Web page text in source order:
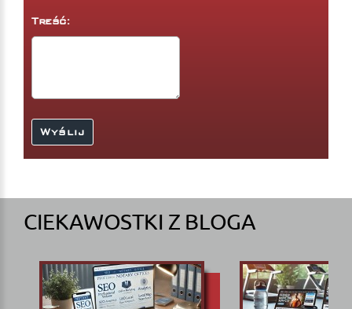
Treść:
CIEKAWOSTKI Z BLOGA